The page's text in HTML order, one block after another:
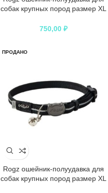
собак крупных пород размер XL
цепью, обхват шеи 500-700 мм,
750,00 ₽
ПРОДАНО
Rogz ошейник-полуудавка для
собак крупных пород размер XL